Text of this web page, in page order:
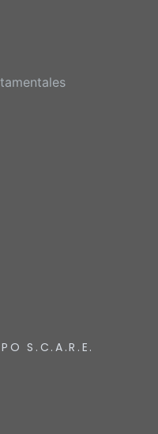
S.C.A.R.E.